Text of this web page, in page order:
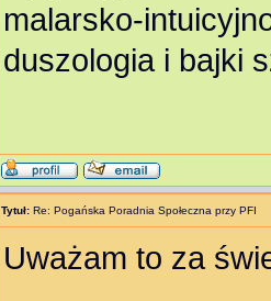
malarsko-
duszologia i bajki
Tytuł: Re: Pogańska Poradnia Społeczna przy PFI
Uważam to za